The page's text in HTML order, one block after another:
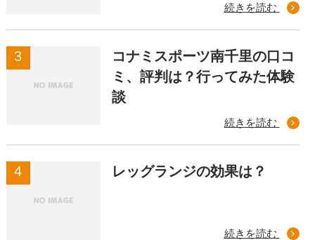
続きを読む
コナミスポーツ南千里の口コ
ミ、評判は？行ってみた体験
談
続きを読む
レッグランジの効果は？
続きを読む